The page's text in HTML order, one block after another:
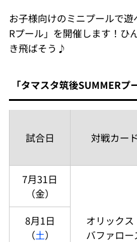
お子様向けのミニプールで
Rプール」を開催します！ひ
き飛ばそう♪
「タマスタ筑後SUMMERプ